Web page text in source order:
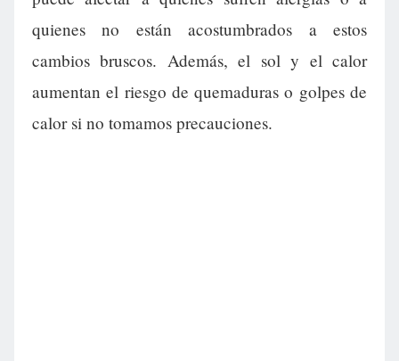
quienes no están acostumbrados a estos
cambios bruscos. Además, el sol y el calor
aumentan el riesgo de quemaduras o golpes de
calor si no tomamos precauciones.